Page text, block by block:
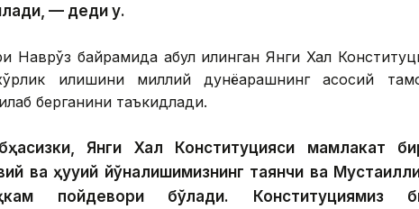
— деди у.
Наврўз байрамида қабул қилинган Янги Халқ
қилишини миллий дунёқарашнинг асосий
берганини таъкидлади.
Янги Халқ Конституцияси мамлакат
ва ҳуқуқий йўналишимизнинг таянчи ва
пойдевори бўлади. Конституциямиз